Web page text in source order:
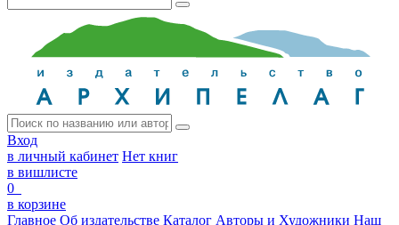
Вход
в личный кабинет Нет книг
в вишлисте
0
в корзине
Главное Об издательстве Каталог Авторы и Художники Наш